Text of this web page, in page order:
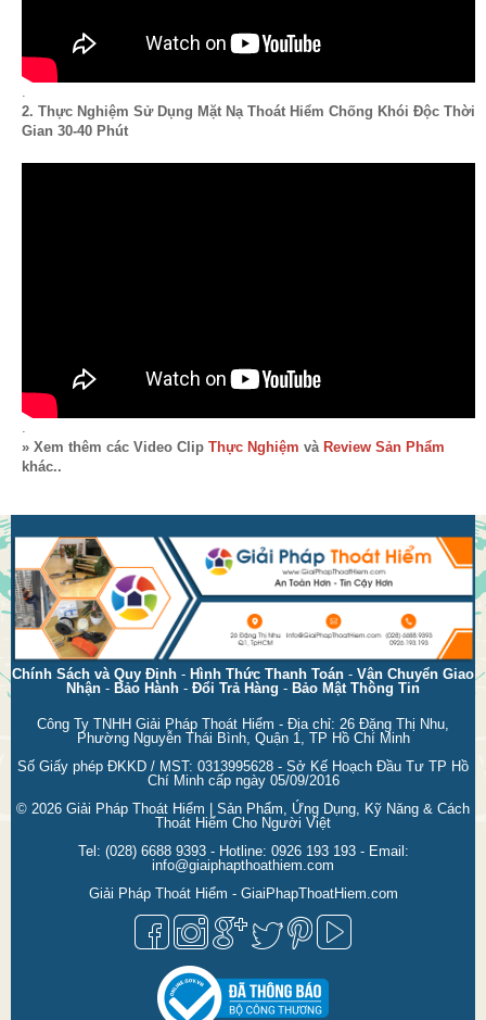
2. Thực Nghiệm Sử Dụng Mặt Nạ Thoát Hiểm Chống Khói Độc Thời
Gian 30-40 Phút
» Xem thêm các Video Clip Thực Nghiệm và Review Sản Phẩm
khác..
Chính Sách và Quy Định - Hình Thức Thanh Toán - Vận Chuyển Giao
Nhận - Bảo Hành - Đổi Trả Hàng - Bảo Mật Thông Tin
Công Ty TNHH Giải Pháp Thoát Hiểm - Địa chỉ: 26 Đặng Thị Nhu,
Phường Nguyễn Thái Bình, Quận 1, TP Hồ Chí Minh
Số Giấy phép ĐKKD / MST: 0313995628 - Sở Kế Hoạch Đầu Tư TP Hồ
Chí Minh cấp ngày 05/09/2016
© 2026 Giải Pháp Thoát Hiểm | Sản Phẩm, Ứng Dụng, Kỹ Năng & Cách
Thoát Hiểm Cho Người Việt
Tel: (028) 6688 9393- Hotline: 0926 193 193- Email:
info@giaiphapthoathiem.com
Giải Pháp Thoát Hiểm - GiaiPhapThoatHiem.com